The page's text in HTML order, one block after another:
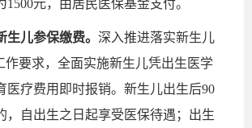
元，由居民医保基金支付。
生儿参保缴费。 深入推进落实新生儿
作要求，全面实施新生儿凭出生医学
医疗费用即时报销。新生儿出生后90
，自出生之日起享受医保待遇；出生